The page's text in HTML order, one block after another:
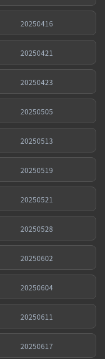
20250416
20250421
20250423
20250505
20250513
20250519
20250521
20250528
20250602
20250604
20250611
20250617